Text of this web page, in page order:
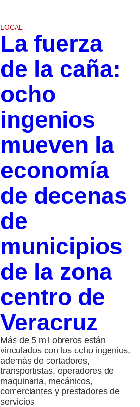
LOCAL
La fuerza
de la caña:
ocho
ingenios
mueven la
economía
de decenas
de
municipios
de la zona
centro de
Veracruz
Más de 5 mil obreros están
vinculados con los ocho ingenios,
además de cortadores,
transportistas, operadores de
maquinaria, mecánicos,
comerciantes y prestadores de
servicios